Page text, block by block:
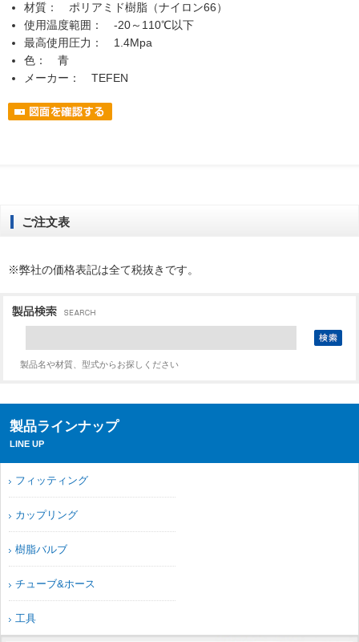
材質： ポリアミド樹脂（ナイロン66）
使用温度範囲： -20～110℃以下
最高使用圧力： 1.4Mpa
色： 青
メーカー： TEFEN
ご注文表
※弊社の価格表記は全て税抜きです。
製品名や材質、型式からお探しください
製品ラインナップ
LINE UP
フィッティング
カップリング
樹脂バルブ
チューブ&ホース
工具